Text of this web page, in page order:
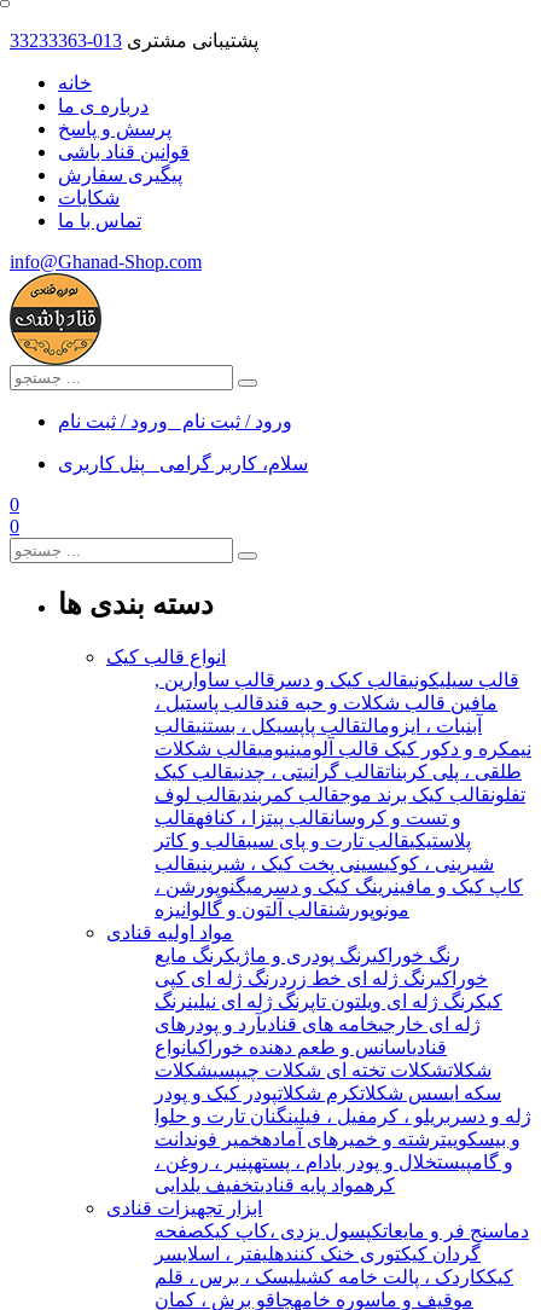
33233363-013 پشتیبانی مشتری
خانه
درباره ی ما
پرسش و پاسخ
قوانین قناد باشی
پیگیری سفارش
شکایات
تماس با ما
info@Ghanad-Shop.com
ورود / ثبت نام ورود / ثبت نام
سلام، کاربر گرامی
پنل کاربری
0
0
دسته بندی ها
انواع قالب کیک
قالب سیلیکونیقالب کیک و دسر قالب ساوارین ,
مافین قالب شکلات و حبه قندقالب پاستیل ،
آبنبات ، ایزومالتقالب پاپسیکل ، بستنیقالب
نیمکره و دکور کیک قالب آلومینیومیقالب شکلات
طلقی ، پلی کربناتقالب گرانیتی ، چدنیقالب کیک
تفلونقالب کیک برند موجقالب کمربندیقالب لوف
و تست و کروسانقالب پیتزا ، کنافهقالب
پلاستیکیقالب تارت و پای سیبقالب و کاتر
شیرینی ، کوکیسینی پخت کیک ، شیرینیقالب
کاپ کیک و مافینرینگ کیک و دسر میگنوپورشن ،
مونوپورشنقالب آلتون و گالوانیزه
مواد اولیه قنادی
رنگ خوراکیرنگ پودری و ماژیکرنگ مایع
خوراکیرنگ ژله ای خط زردرنگ ژله ای کپی
کیکرنگ ژله ای ویلتون تاپرنگ ژله ای نیلینرنگ
ژله ای خارجیخامه های قنادیآرد و پودرهای
قنادیاسانس و طعم دهنده خوراکیانواع
شکلاتشکلات تخته ای شکلات چیپسیشکلات
سکه ایسس شکلاتکرم شکلاتپودر کیک و پودر
ژله و دسر بریلو ، کرمفیل ، فیلینگنان تارت و حلوا
و بیسکوییترشته و خمیرهای آمادهخمیر فوندانت
و گامپیستخلال و پودر بادام ، پستهپنیر ، روغن ،
کرهمواد پایه قنادیتخفیف یلدایی
ابزار تجهیزات قنادی
دماسنج فر و مایعاتکپسول یزدی ،کاپ کیکصفحه
گردان کیکتوری خنک کنندهلیفتر ، اسلایسر
کیککاردک ، پالت خامه کشیلیسک ، برس ، قلم
موقیف و ماسوره خامهچاقو برش ، کمان